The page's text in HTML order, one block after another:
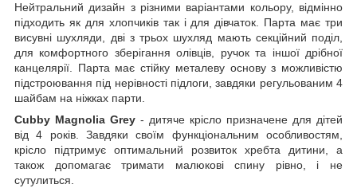
Нейтральний дизайн з різними варіантами кольору, відмінно
підходить як для хлопчиків так і для дівчаток. Парта має три
висувні шухляди, дві з трьох шухляд мають секційний поділ,
для комфортного зберігання олівців, ручок та іншої дрібної
канцелярії. Парта має стійку металеву основу з можливістю
підстроювання під нерівності підлоги, завдяки регульованим 4
шайбам на ніжках парти.
Cubby Magnolia Grey - дитяче крісло призначене для дітей
від 4 років. Завдяки своїм функціональним особливостям,
крісло підтримує оптимальний розвиток хребта дитини, а
також допомагає тримати малюкові спину рівно, і не
сутулиться.